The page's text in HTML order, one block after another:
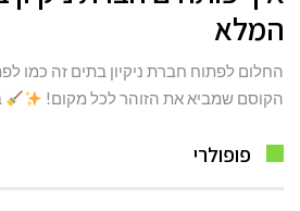
המלא
החלום לפתוח חברת ניקיון בתים זה כמו
הקוסם שמביא את הזוהר לכל מקום!
פופולרי